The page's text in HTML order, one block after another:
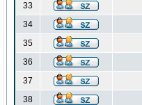
33
34
35
36
37
38